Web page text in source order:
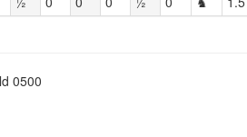
0500